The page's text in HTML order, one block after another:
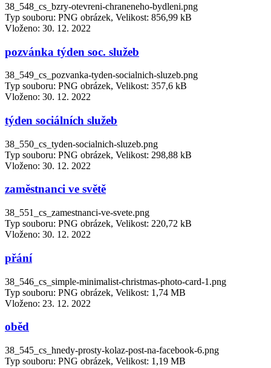
38_548_cs_bzry-otevreni-chraneneho-bydleni.png
Typ souboru: PNG obrázek, Velikost: 856,99 kB
Vloženo: 30. 12. 2022
pozvánka týden soc. služeb
38_549_cs_pozvanka-tyden-socialnich-sluzeb.png
Typ souboru: PNG obrázek, Velikost: 357,6 kB
Vloženo: 30. 12. 2022
týden sociálních služeb
38_550_cs_tyden-socialnich-sluzeb.png
Typ souboru: PNG obrázek, Velikost: 298,88 kB
Vloženo: 30. 12. 2022
zaměstnanci ve světě
38_551_cs_zamestnanci-ve-svete.png
Typ souboru: PNG obrázek, Velikost: 220,72 kB
Vloženo: 30. 12. 2022
přání
38_546_cs_simple-minimalist-christmas-photo-card-1.png
Typ souboru: PNG obrázek, Velikost: 1,74 MB
Vloženo: 23. 12. 2022
oběd
38_545_cs_hnedy-prosty-kolaz-post-na-facebook-6.png
Typ souboru: PNG obrázek, Velikost: 1,19 MB